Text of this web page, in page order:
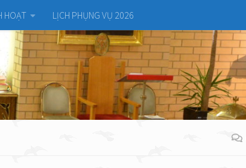
HOẠT LỊCH PHỤNG VỤ 2026